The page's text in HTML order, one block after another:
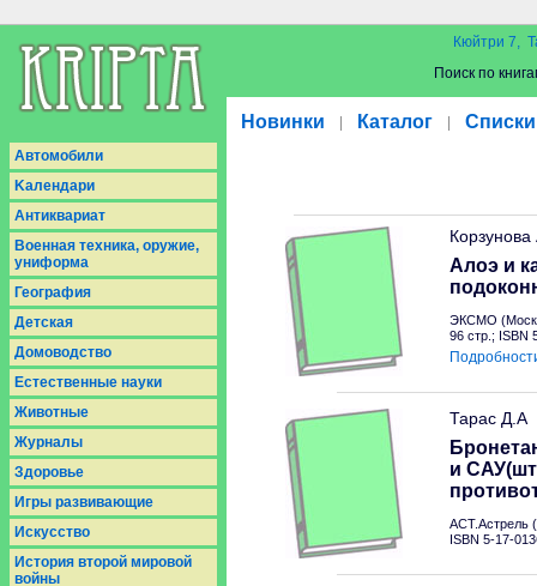
Кюйтри 7,
Поиск по
Новинки Каталог Списки
Aвтомобили
Kалендари
Антиквариат
Военная техника, оружие,
униформа
География
Детская
Домоводство
Естественные науки
Животные
Журналы
Здоровье
Игры развивающие
Искусство
История второй мировой
войны
Алоэ и
ЭКСМО
96 стр.; ISBN
Тарас Д.А
и
АСТ.Астрель
ISBN 5-17-